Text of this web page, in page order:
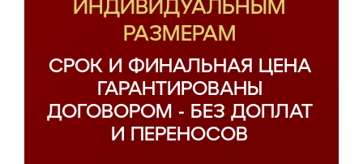
ИНДИВИДУАЛЬНЫМ
РАЗМЕРАМ
СРОК И ФИНАЛЬНАЯ ЦЕНА
ГАРАНТИРОВАНЫ
ДОГОВОРОМ - БЕЗ ДОПЛАТ
И ПЕРЕНОСОВ